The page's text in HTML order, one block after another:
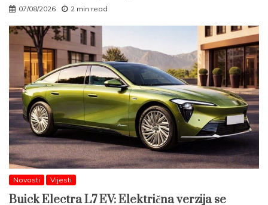
07/08/2026 2 min read
Novosti Vijesti
Buick Electra L7 EV: Električna verzija se